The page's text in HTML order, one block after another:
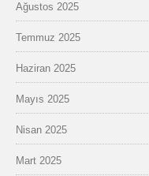
Ağustos 2025
Temmuz 2025
Haziran 2025
Mayıs 2025
Nisan 2025
Mart 2025